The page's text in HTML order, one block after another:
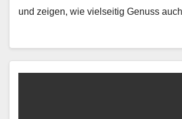
und zeigen, wie viel­seit­ig Genuss